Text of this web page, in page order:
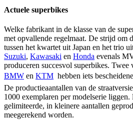
Actuele superbikes
Welke fabrikant in de klasse van de
met opvallende regelmaat. De strijd om
tussen het kwartet uit Japan en het trio
Suzuki, Kawasaki en Honda evenals
produceren succesvol superbikes. Twee
BMW en KTM  hebben iets
De productieaantallen van de
1000 exemplaren per modelserie
gelimiteerde, in kleinere aantallen
meegerekend worden.